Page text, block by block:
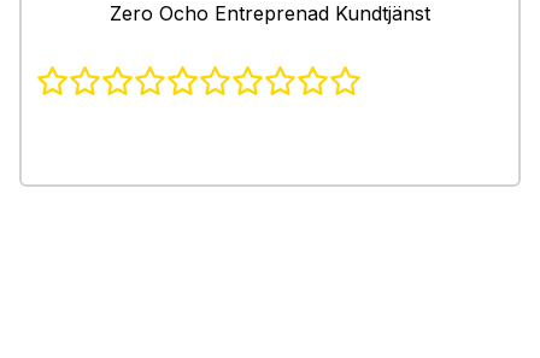
Zero Ocho Entreprenad Kundtjänst